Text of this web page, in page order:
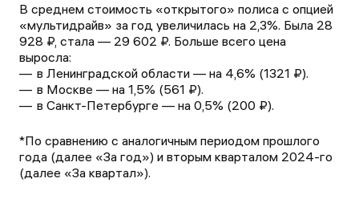
В среднем стоимость «открытого» полиса с опцией
«мультидрайв» за год увеличилась на 2,3%. Была 28
928 ₽, стала — 29 602 ₽. Больше всего цена
выросла:
в Ленинградской области — на 4,6% (1321 ₽).
в Москве — на 1,5% (561 ₽).
в Санкт-Петербурге — на 0,5% (200 ₽).
*По сравнению с аналогичным периодом прошлого
года (далее «За год») и вторым кварталом 2024-го
(далее «За квартал»).